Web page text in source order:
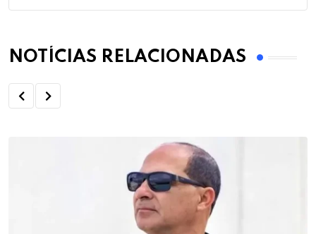
NOTÍCIAS RELACIONADAS